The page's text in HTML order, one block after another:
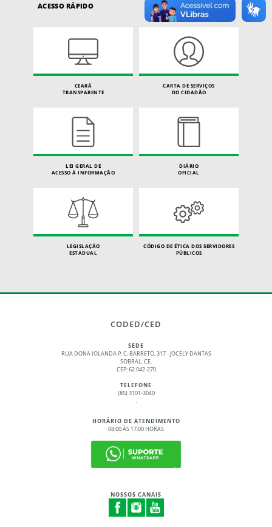
ACESSO RÁPIDO
CEARÁ
TRANSPARENTE
CARTA DE SERVIÇOS
DO CIDADÃO
LEI GERAL DE
ACESSO À INFORMAÇÃO
DIÁRIO
OFICIAL
LEGISLAÇÃO
ESTADUAL
CÓDIGO DE ÉTICA DOS SERVIDORES
PÚBLICOS
CODED/CED
SEDE
RUA DONA IOLANDA P. C. BARRETO, 317 - JOCELY DANTAS
SOBRAL, CE.
CEP: 62.042-270
TELEFONE
(85) 3101-3040
.
HORÁRIO DE ATENDIMENTO
08:00 ÀS 17:00 HORAS
NOSSOS CANAIS